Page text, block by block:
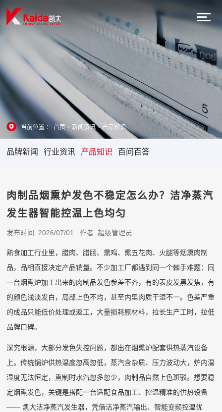
当前位置 ：首页>新闻资讯>产品知识
品牌新闻 行业资讯 产品知识 百问百答
肉制品烟熏炉发色不稳定怎么办？洁净蒸汽
发生器智能控温上色均匀
发布时间: 2026/07/01 作者: 超级管理员
熟食加工行业里，腊肉、腊肠、熏鸡、熏五花肉、火腿等烟熏肉制
品，品相直接决定产品销量。不少加工厂都遇到同一个棘手难题：同
一台烟熏炉加工出来的肉制品发色参差不齐，有的表皮发黑发焦，有
的颜色浅淡发白，局部上色不均，甚至内里肉质干湿不一。色差严重
的成品只能低价处理或返工，大量损耗原材料，拉长生产工时，拉低
品牌口碑。
深究根源，大部分发色失控问题，都出在烟熏炉配套供热蒸汽设备
上。传统锅炉供热温度忽高忽低，蒸汽含杂质、压力波动大，炉内温
湿度无法恒定，熏制时水汽忽多忽少，肉制品自然上色斑驳。想要稳
定烟熏发色，关键是搭配一台适配食品加工、控温精准的供热设备
—— 凯大洁净蒸汽发生器，凭借洁净蒸汽输出、智能变频控温优